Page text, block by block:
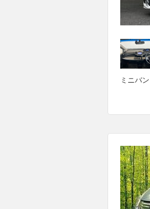
ミニバン